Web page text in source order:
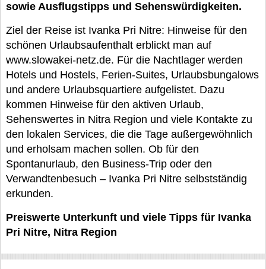
sowie Ausflugstipps und Sehenswürdigkeiten.
Ziel der Reise ist Ivanka Pri Nitre: Hinweise für den
schönen Urlaubsaufenthalt erblickt man auf
www.slowakei-netz.de. Für die Nachtlager werden
Hotels und Hostels, Ferien-Suites, Urlaubsbungalows
und andere Urlaubsquartiere aufgelistet. Dazu
kommen Hinweise für den aktiven Urlaub,
Sehenswertes in Nitra Region und viele Kontakte zu
den lokalen Services, die die Tage außergewöhnlich
und erholsam machen sollen. Ob für den
Spontanurlaub, den Business-Trip oder den
Verwandtenbesuch – Ivanka Pri Nitre selbstständig
erkunden.
Preiswerte Unterkunft und viele Tipps für Ivanka
Pri Nitre, Nitra Region